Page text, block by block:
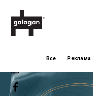
Все Реклама